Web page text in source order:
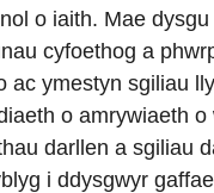
o iaith. Mae
cyfoethog a
ac ymestyn sgiliau
o amrywiaeth
darllen a sgiliau
i ddysgwyr